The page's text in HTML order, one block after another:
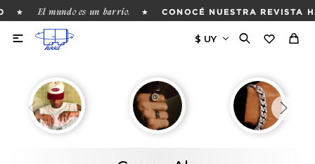
★ El mundo es un barrio. ★ CONOCÉ NUESTRA REVISTA
